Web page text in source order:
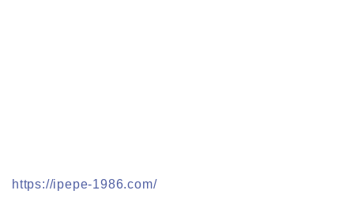
https://ipepe-1986.com/